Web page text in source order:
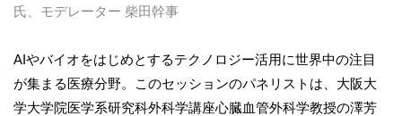
氏、モデレーター 柴田幹事
AIやバイオをはじめとするテクノロジー活用に世界中の注目
が集まる医療分野。このセッションのパネリストは、大阪大
学大学院医学系研究科外科学講座心臓血管外科学教授の澤芳